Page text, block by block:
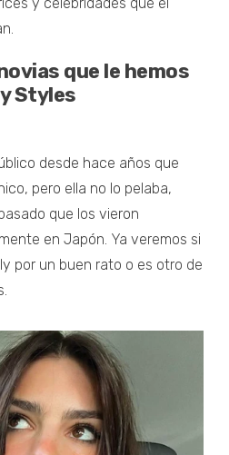
que le hemos
Styles
desde hace años que
pero ella no lo pelaba,
que los vieron
en Japón. Ya veremos si
por un buen rato o es otro de